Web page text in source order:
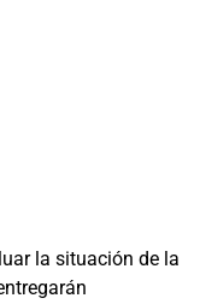
la situación de la